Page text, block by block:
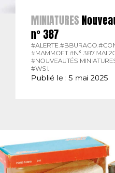
MINIATURES
n° 387
#ALERTE.#BBURAGO.
#MAMMOET.#N° 387 MAI
#NOUVEAUTÉS
#WSI.
Publié le : 5 mai 2025